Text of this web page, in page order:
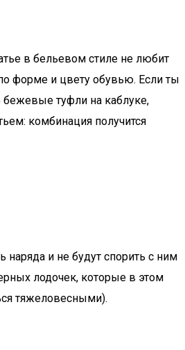
в бельевом стиле не любит
форме и цвету обувью. Если ты
бежевые туфли на каблуке,
комбинация получится
наряда и не будут спорить с ним
лодочек, которые в этом
тяжеловесными).